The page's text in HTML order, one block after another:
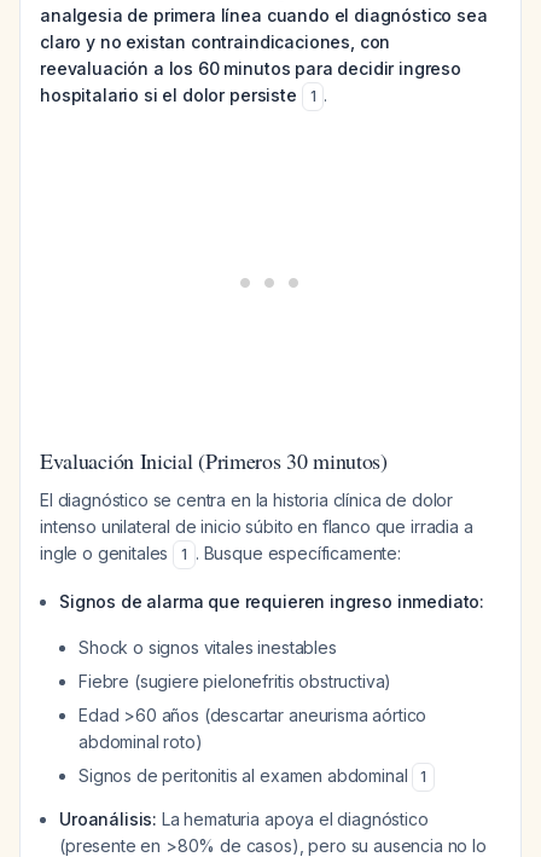
analgesia de primera línea cuando el diagnóstico sea
claro y no existan contraindicaciones, con
reevaluación a los 60 minutos para decidir ingreso
hospitalario si el dolor persiste
1 .
Evaluación Inicial (Primeros 30 minutos)
El diagnóstico se centra en la historia clínica de dolor
intenso unilateral de inicio súbito en flanco que irradia a
ingle o genitales
1 . Busque específicamente:
Signos de alarma que requieren ingreso inmediato:
Shock o signos vitales inestables
Fiebre (sugiere pielonefritis obstructiva)
Edad >60 años (descartar aneurisma aórtico
abdominal roto)
Signos de peritonitis al examen abdominal
1
Uroanálisis: La hematuria apoya el diagnóstico
(presente en >80% de casos), pero su ausencia no lo